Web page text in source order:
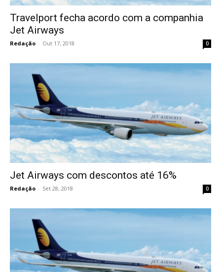
Travelport fecha acordo com a companhia
Jet Airways
Redação - Out 17, 2018 0
Jet Airways com descontos até 16%
Redação - Set 28, 2018 0